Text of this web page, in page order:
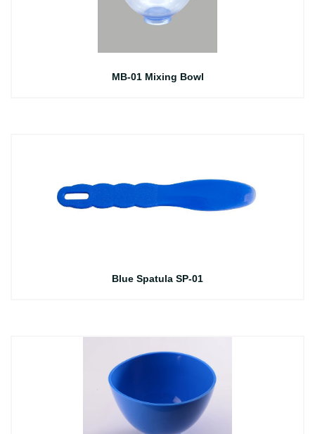
MB-01 Mixing Bowl
Blue Spatula SP-01